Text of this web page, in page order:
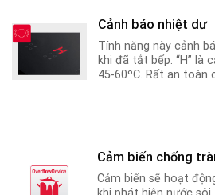
Cảnh báo nhiệt dư
Tính năng này cảnh
khi đã tắt bếp. “H” là
45-60ºC. Rất an toàn
Cảm biến chống
Cảm biến sẽ hoạt